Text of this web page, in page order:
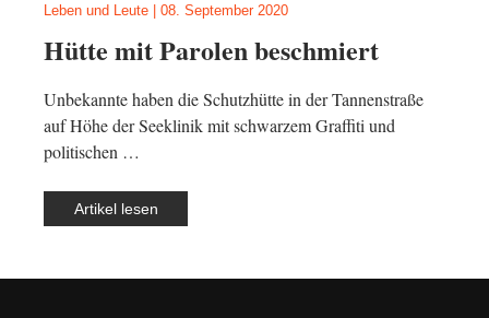
Leben und Leute 08. September 2020
Hütte mit Parolen beschmiert
Unbekannte haben die Schutzhütte in der Tannenstraße
auf Höhe der Seeklinik mit schwarzem Graffiti und
politischen …
Artikel lesen